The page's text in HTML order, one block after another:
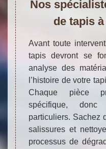
Nos
de tapis
Avant toute
tapis devront se
analyse des
l’histoire de votre
Chaque pièce
spécifique,
particuliers. Sachez
salissures et
processus de